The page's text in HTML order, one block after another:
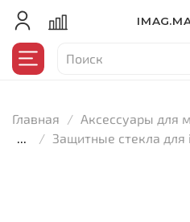
Главная
Аксессуары для
...
Защитные стекла для